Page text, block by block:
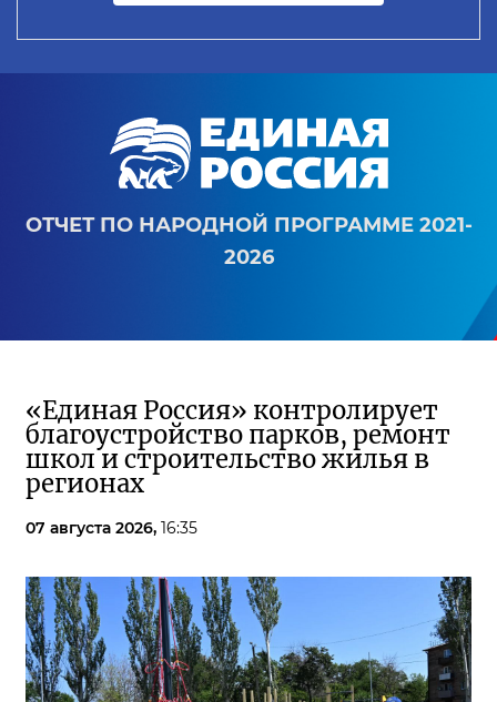
ОТЧЕТ ПО НАРОДНОЙ ПРОГРАММЕ 2021-
2026
«Единая Россия» контролирует
благоустройство парков, ремонт
школ и строительство жилья в
регионах
07 августа 2026, 16:35